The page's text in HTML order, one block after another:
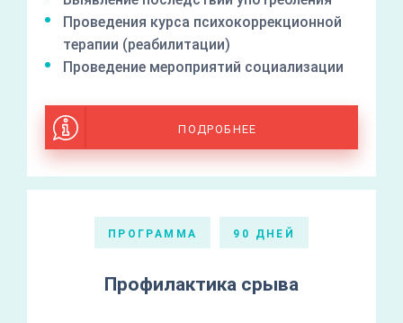
Проведения курса психокоррекционной
терапии (реабилитации)
Проведение мероприятий социализации
ПОДРОБНЕЕ
ПРОГРАММА 90 ДНЕЙ
Профилактика срыва